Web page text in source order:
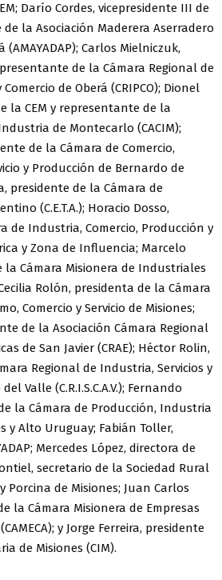
Darío Cordes, vicepresidente III de
la Asociación Maderera Aserradero
Carlos Mielniczuk,
de la Cámara Regional de
de Oberá (CRIPCO); Dionel
la CEM y representante de la
de Montecarlo (CACIM);
de la Cámara de Comercio,
y Producción de Bernardo de
presidente de la Cámara de
(C.E.T.A.); Horacio Dosso,
de Industria, Comercio, Producción y
y Zona de Influencia; Marcelo
la Cámara Misionera de Industriales
Rolón, presidenta de la Cámara
Comercio y Servicio de Misiones;
de la Asociación Cámara Regional
de San Javier (CRAE); Héctor Rolin,
Regional de Industria, Servicios y
Valle (C.R.I.S.C.A.V.); Fernando
la Cámara de Producción, Industria
y Alto Uruguay; Fabián Toller,
Mercedes López, directora de
secretario de la Sociedad Rural
Porcina de Misiones; Juan Carlos
la Cámara Misionera de Empresas
y Jorge Ferreira, presidente
de Misiones (CIM).